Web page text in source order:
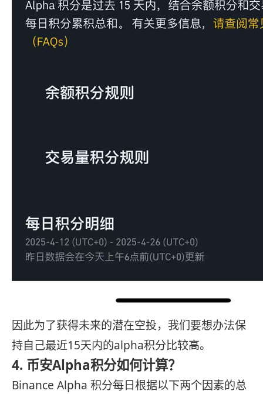
因此为了获得未来的潜在空投，我们要想办法保
持自己最近15天内的alpha积分比较高。
4. 币安Alpha积分如何计算？
Binance Alpha 积分每日根据以下两个因素的总